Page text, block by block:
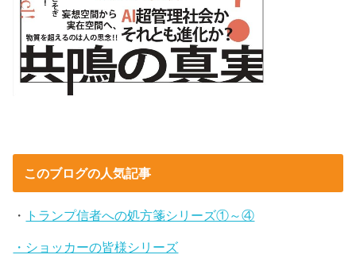
このブログの人気記事
・ トランプ信者への処方箋シリーズ①～④
・ショッカーの皆様シリーズ